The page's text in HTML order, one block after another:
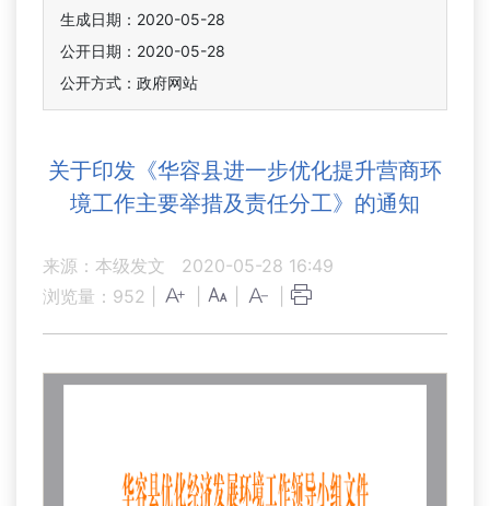
生成日期：2020-05-28
公开日期：2020-05-28
公开方式：政府网站
关于印发《华容县进一步优化提升营商环
境工作主要举措及责任分工》的通知
来源：本级发文
2020-05-28 16:49
浏览量： 952